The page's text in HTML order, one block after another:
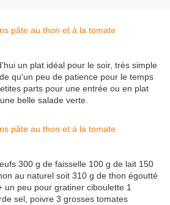
un plat idéal pour le soir, très simple
qu'un peu de patience pour le temps
parts pour une entrée ou en plat
belle salade verte.
300 g de faisselle 100 g de lait 150
au naturel soit 310 g de thon égoutté
un peu pour gratiner ciboulette 1
sel, poivre 3 grosses tomates